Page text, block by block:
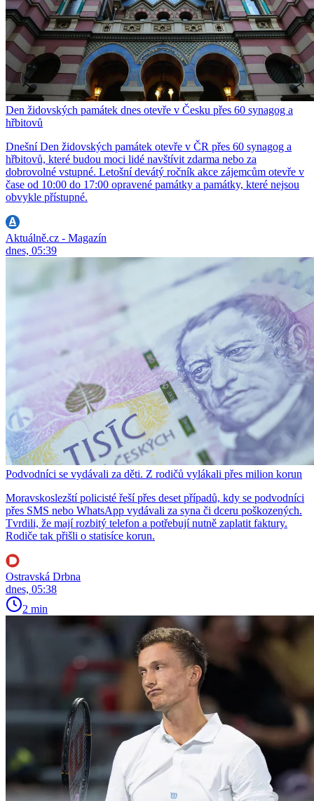
Den židovských památek dnes otevře v Česku přes 60 synagog a
hřbitovů
Dnešní Den židovských památek otevře v ČR přes 60 synagog a
hřbitovů, které budou moci lidé navštívit zdarma nebo za
dobrovolné vstupné. Letošní devátý ročník akce zájemcům otevře v
čase od 10:00 do 17:00 opravené památky a památky, které nejsou
obvykle přístupné.
Aktuálně.cz - Magazín
dnes, 05:39
Podvodníci se vydávali za děti. Z rodičů vylákali přes milion korun
Moravskoslezští policisté řeší přes deset případů, kdy se podvodníci
přes SMS nebo WhatsApp vydávali za syna či dceru poškozených.
Tvrdili, že mají rozbitý telefon a potřebují nutně zaplatit faktury.
Rodiče tak přišli o statisíce korun.
Ostravská Drbna
dnes, 05:38
2 min